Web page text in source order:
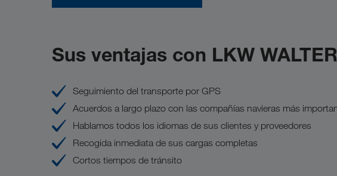
Sus ventajas con LKW WALTER
Seguimiento del transporte por GPS
Acuerdos a largo plazo con las compañías navieras más
Hablamos todos los idiomas de sus clientes y proveedores
Recogida inmediata de sus cargas completas
Cortos tiempos de tránsito